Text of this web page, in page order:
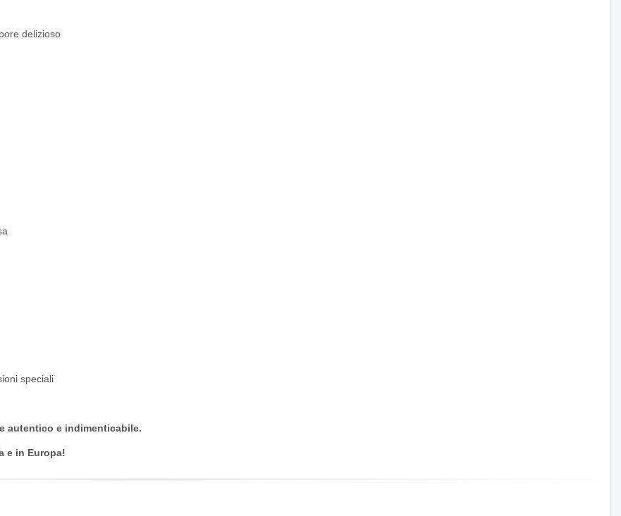
delizioso
speciali
autentico e indimenticabile.
e in Europa!